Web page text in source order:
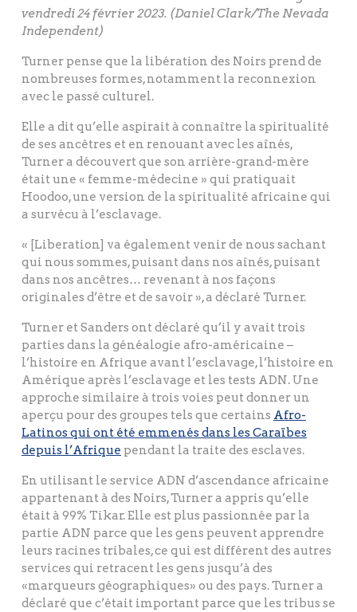
vendredi 24 février 2023. (Daniel Clark/The Nevada
Independent)
Turner pense que la libération des Noirs prend de
nombreuses formes, notamment la reconnexion
avec le passé culturel.
Elle a dit qu’elle aspirait à connaître la spiritualité
de ses ancêtres et en renouant avec les aînés,
Turner a découvert que son arrière-grand-mère
était une « femme-médecine » qui pratiquait
Hoodoo, une version de la spiritualité africaine qui
a survécu à l’esclavage.
« [Liberation] va également venir de nous sachant
qui nous sommes, puisant dans nos aînés, puisant
dans nos ancêtres… revenant à nos façons
originales d’être et de savoir », a déclaré Turner.
Turner et Sanders ont déclaré qu’il y avait trois
parties dans la généalogie afro-américaine –
l’histoire en Afrique avant l’esclavage, l’histoire en
Amérique après l’esclavage et les tests ADN. Une
approche similaire à trois voies peut donner un
aperçu pour des groupes tels que certains Afro-
Latinos qui ont été emmenés dans les Caraïbes
depuis l’Afrique pendant la traite des esclaves.
En utilisant le service ADN d’ascendance africaine
appartenant à des Noirs, Turner a appris qu’elle
était à 99% Tikar. Elle est plus passionnée par la
partie ADN parce que les gens peuvent apprendre
leurs racines tribales, ce qui est différent des autres
services qui retracent les gens jusqu’à des
«marqueurs géographiques» ou des pays. Turner a
déclaré que c’était important parce que les tribus se